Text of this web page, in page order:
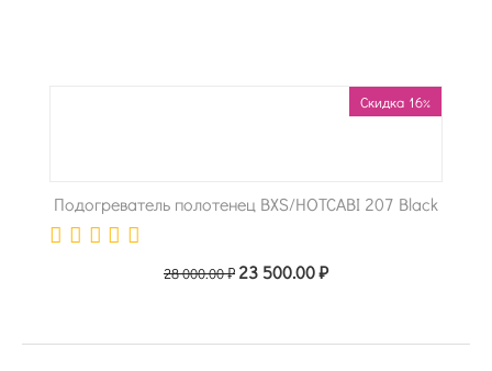
Скидка 16%
Подогреватель полотенец BXS/HOTCABI 207 Black
28 000.00₽ 23 500.00₽